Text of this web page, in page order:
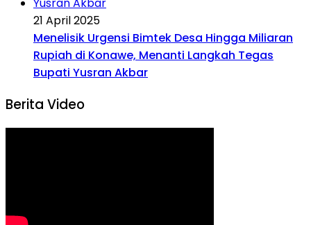
21 April 2025
Menelisik Urgensi Bimtek Desa Hingga Miliaran
Rupiah di Konawe, Menanti Langkah Tegas
Bupati Yusran Akbar
Berita Video